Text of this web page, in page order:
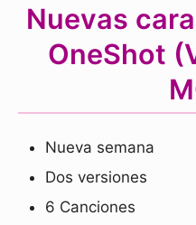
Nuevas
OneShot
Nueva semana
Dos versiones
6 Canciones